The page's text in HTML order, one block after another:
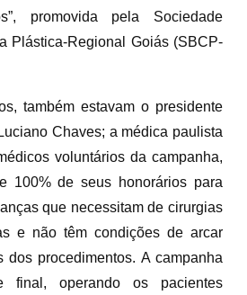
promovida pela Sociedade
Plástica-Regional Goiás (SBCP-
também estavam o presidente
Chaves; a médica paulista
voluntários da campanha,
100% de seus honorários para
que necessitam de cirurgias
e não têm condições de arcar
dos procedimentos. A campanha
final, operando os pacientes